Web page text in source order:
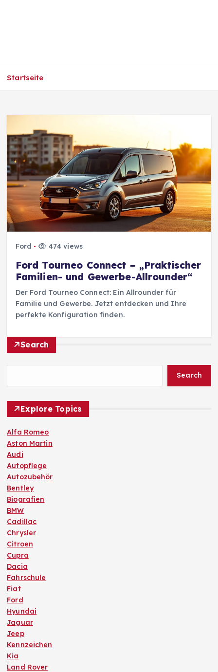
Startseite
Ford 474 views
Ford Tourneo Connect – „Praktischer
Familien- und Gewerbe-Allrounder“
Der Ford Tourneo Connect: Ein Allrounder für
Familie und Gewerbe. Jetzt entdecken und Ihre
perfekte Konfiguration finden.
Search
Search
Explore Topics
Alfa Romeo
Aston Martin
Audi
Autopflege
Autozubehör
Bentley
Biografien
BMW
Cadillac
Chrysler
Citroen
Cupra
Dacia
Fahrschule
Fiat
Ford
Hyundai
Jaguar
Jeep
Kennzeichen
Kia
Land Rover